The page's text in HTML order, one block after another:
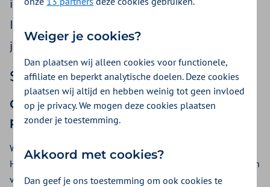
indicatie van je Zvw-pgb wijzigen of verlengen?
In een paar stappen is het geregeld. Wij helpen
je graag op weg.
Stap 1: online aanvragen
Check of een Zvw-pgb-budget bij je
past
Want dit brengt veel verantwoordelijkheden met zich mee.
Het is belangrijk dat je je hier bewust van bent bij het maken
van de keuze voor een Zvw-pgb. Of een Zvw-pgb bij je past
Weiger je cookies?
Dan plaatsen wij alleen cookies voor functionele,
affiliate en beperkt analytische doelen. Deze cookies
plaatsen wij altijd en hebben weinig tot geen invloed
op je privacy. We mogen deze cookies plaatsen
zonder je toestemming.
Akkoord met cookies?
Dan geef je ons toestemming om ook cookies te